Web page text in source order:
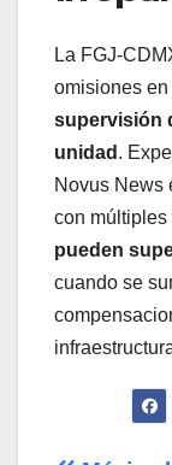
La FGJ-
omisiones en
supervisión
unidad .
Novus News
con múltiples
pueden
cuando se